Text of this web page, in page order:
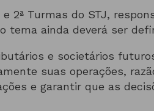
e 2ª Turmas do STJ,
tema ainda deverá ser
e societários
suas operações,
e garantir que as